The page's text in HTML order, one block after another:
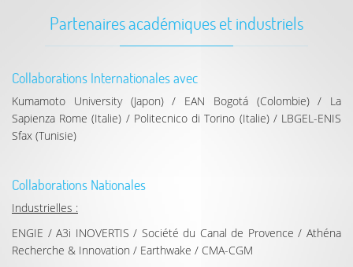
Partenaires académiques et industriels
Collaborations Internationales avec
Kumamoto University (Japon) / EAN Bogotá (Colombie) / La
Sapienza Rome (Italie) / Politecnico di Torino (Italie) / LBGEL-ENIS
Sfax (Tunisie)
Collaborations Nationales
Industrielles :
ENGIE / A3i INOVERTIS / Société du Canal de Provence / Athéna
Recherche & Innovation / Earthwake / CMA-CGM